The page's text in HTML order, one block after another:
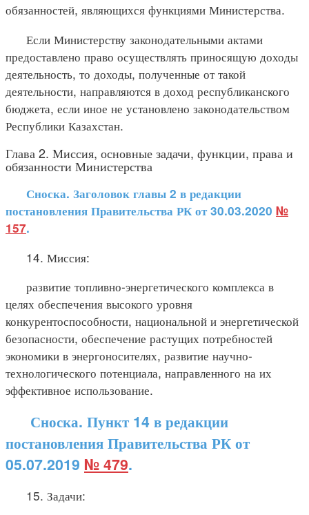
обязанностей, являющихся функциями Министерства.
Если Министерству законодательными актами
предоставлено право осуществлять приносящую доходы
деятельность, то доходы, полученные от такой
деятельности, направляются в доход республиканского
бюджета, если иное не установлено законодательством
Республики Казахстан.
Глава 2. Миссия, основные задачи, функции, права и
обязанности Министерства
Сноска. Заголовок главы 2 в редакции
постановления Правительства РК от 30.03.2020 №
157.
14. Миссия:
развитие топливно-энергетического комплекса в
целях обеспечения высокого уровня
конкурентоспособности, национальной и энергетической
безопасности, обеспечение растущих потребностей
экономики в энергоносителях, развитие научно-
технологического потенциала, направленного на их
эффективное использование.
Сноска. Пункт 14 в редакции
постановления Правительства РК от
05.07.2019 № 479.
15. Задачи: